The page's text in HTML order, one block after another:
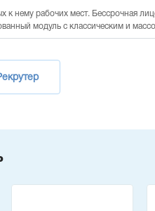
нему рабочих мест. Бессрочная
модуль с классическим и